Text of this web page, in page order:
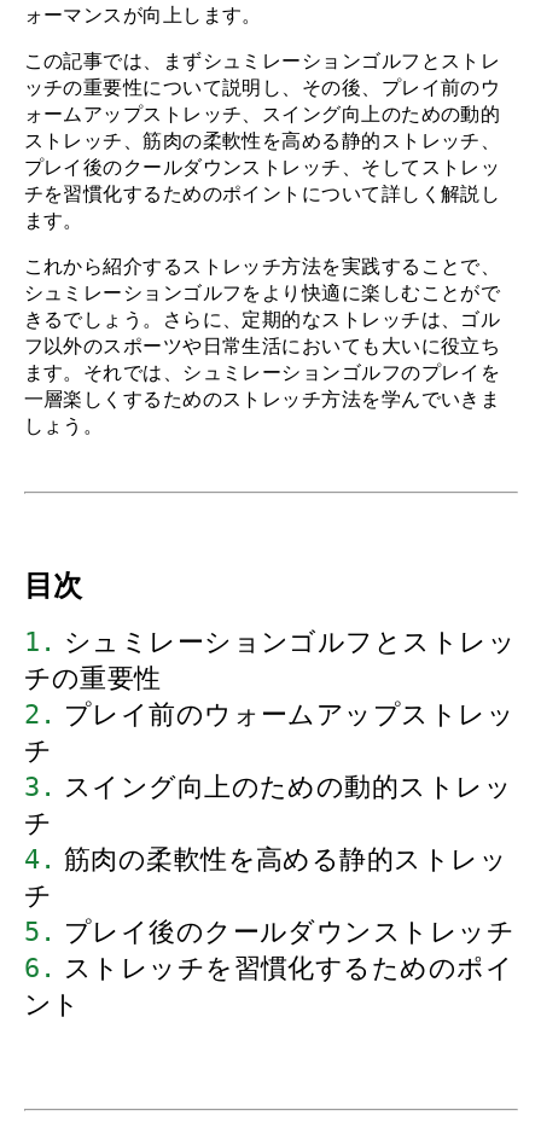
ォーマンスが向上します。
この記事では、まずシュミレーションゴルフとストレ
ッチの重要性について説明し、その後、プレイ前のウ
ォームアップストレッチ、スイング向上のための動的
ストレッチ、筋肉の柔軟性を高める静的ストレッチ、
プレイ後のクールダウンストレッチ、そしてストレッ
チを習慣化するためのポイントについて詳しく解説し
ます。
これから紹介するストレッチ方法を実践することで、
シュミレーションゴルフをより快適に楽しむことがで
きるでしょう。さらに、定期的なストレッチは、ゴル
フ以外のスポーツや日常生活においても大いに役立ち
ます。それでは、シュミレーションゴルフのプレイを
一層楽しくするためのストレッチ方法を学んでいきま
しょう。
目次
1. シュミレーションゴルフとストレッ
チの重要性
2. プレイ前のウォームアップストレッ
チ
3. スイング向上のための動的ストレッ
チ
4. 筋肉の柔軟性を高める静的ストレッ
チ
5. プレイ後のクールダウンストレッチ
6. ストレッチを習慣化するためのポイ
ント